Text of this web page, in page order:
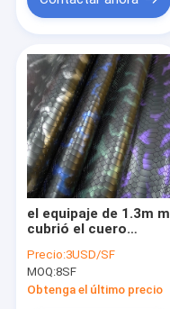
el equipaje de 1.3m m
cubrió el cuero
ante del lado del
doble de la tela de la
microfibra
Precio:3USD/SF
MOQ:8SF
Obtenga el último precio